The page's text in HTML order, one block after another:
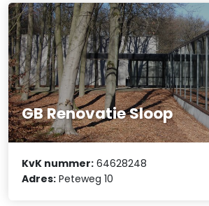
GB Renovatie Sloop
KvK nummer: 64628248
Adres: Peteweg 10